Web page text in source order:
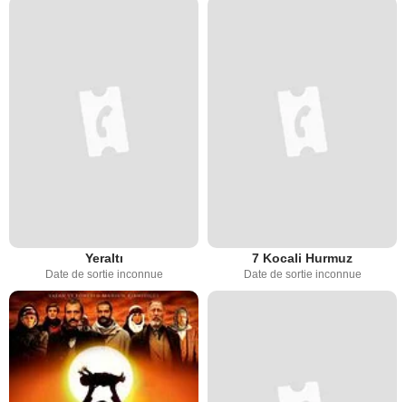
Yeraltı
Date de sortie inconnue
7 Kocali Hurmuz
Date de sortie inconnue